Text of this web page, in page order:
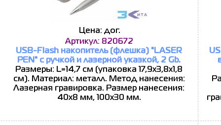
Цена: дог.
Артикул: 820672
USB-Flash накопитель (флешка) "LASER
PEN" с ручкой и лазерной указкой, 2 Gb.
Размеры: L=14,7 см (упаковка 17,9х3,8х1,8
см). Материал: металл. Метод нанесения:
Лазерная гравировка. Размер нанесения:
40х8 мм, 100х30 мм.